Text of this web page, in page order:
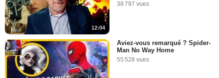
12:04
38 797 vues
Aviez-vous remarqué ? Spider-
Man No Way Home
55 528 vues